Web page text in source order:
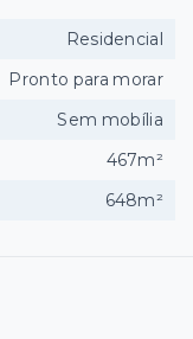
Residencial
Pronto para morar
Sem mobília
467m²
648m²